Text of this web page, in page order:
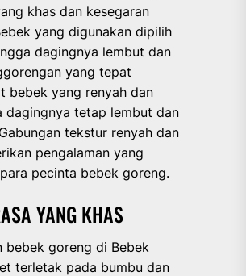
khas dan kesegaran
yang digunakan dipilih
dagingnya lembut dan
yang tepat
bebek yang renyah dan
dagingnya tetap lembut dan
tekstur renyah dan
pengalaman yang
pecinta bebek goreng.
YANG KHAS
bebek goreng di Bebek
terletak pada bumbu dan